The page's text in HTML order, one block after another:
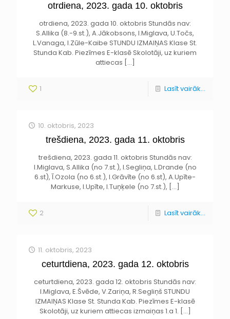
otrdiena, 2023. gada 10. oktobris
otrdiena, 2023. gada 10. oktobris Stundās nav:
S.Allika (8.-9.st.), A.Jākobsons, I.Miglava, U.Točs,
L.Vanaga, I.Zūle-Kaibe STUNDU IZMAIŅAS Klase St.
Stunda Kab. Piezīmes E-klasē Skolotāji, uz kuriem
attiecas […]
1 Lasīt vairāk...
10. oktobris, 2023
trešdiena, 2023. gada 11. oktobris
trešdiena, 2023. gada 11. oktobris Stundās nav:
I.Miglava, S.Allika (no 7.st.), I.Segliņa, L.Drande (no
6.st), Ī.Ozola (no 6.st.), I.Grāvīte (no 6.st), A.Upīte-
Markuse, I.Upīte, I.Tuņķele (no 7.st.), […]
2 Lasīt vairāk...
11. oktobris, 2023
ceturtdiena, 2023. gada 12. oktobris
ceturtdiena, 2023. gada 12. oktobris Stundās nav:
I.Miglava, E.Švēde, V.Zariņa, R.Segliņš STUNDU
IZMAIŅAS Klase St. Stunda Kab. Piezīmes E-klasē
Skolotāji, uz kuriem attiecas izmaiņas 1.a 1. […]